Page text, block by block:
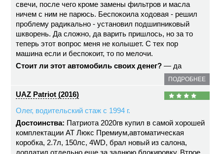
свечи, после чего кроме замены фильтров и масла
ничем с ним не парюсь. Беспокоила ходовая - решил
проблему радикально - установил подшипниковый
шкворень. Да сложно, да варить пришлось, но за то
теперь этот вопрос меня не колышет. С тех пор
машина если и беспокоит, то по мелочи.
Стоит ли этот автомобиль своих денег? — да
ПОДРОБНЕЕ
UAZ Patriot (2016)
Олег, водительский стаж с 1994 г.
Достоинства: Патриота 2020гв купил в самой хорошей
комплектации АТ Люкс Премиум,автоматическая
коробка, 2.7л, 150лс, 4WD, брал новый из салона,
доплатил отдельно еще за заднюю блокировку. Втрое